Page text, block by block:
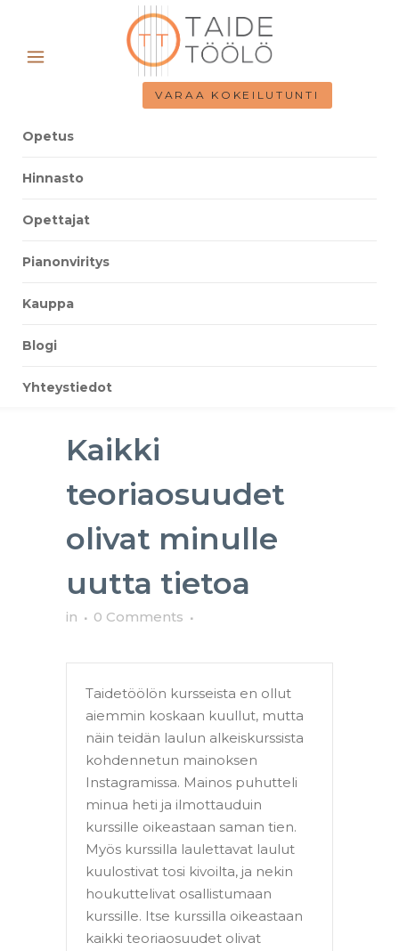
VARAA KOKEILUTUNTI
Opetus
Hinnasto
Opettajat
Pianonviritys
Kauppa
Blogi
Yhteystiedot
Kaikki
teoriaosuudet
olivat minulle
uutta tietoa
in 0 Comments
Taidetöölön kursseista en ollut
aiemmin koskaan kuullut, mutta
näin teidän laulun alkeiskurssista
kohdennetun mainoksen
Instagramissa. Mainos puhutteli
minua heti ja ilmottauduin
kurssille oikeastaan saman tien.
Myös kurssilla laulettavat laulut
kuulostivat tosi kivoilta, ja nekin
houkuttelivat osallistumaan
kurssille. Itse kurssilla oikeastaan
kaikki teoriaosuudet olivat